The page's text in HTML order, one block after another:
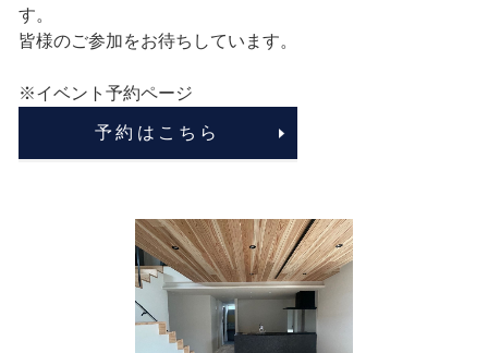
す。
皆様のご参加をお待ちしています。
※イベント予約ページ
予約はこちら